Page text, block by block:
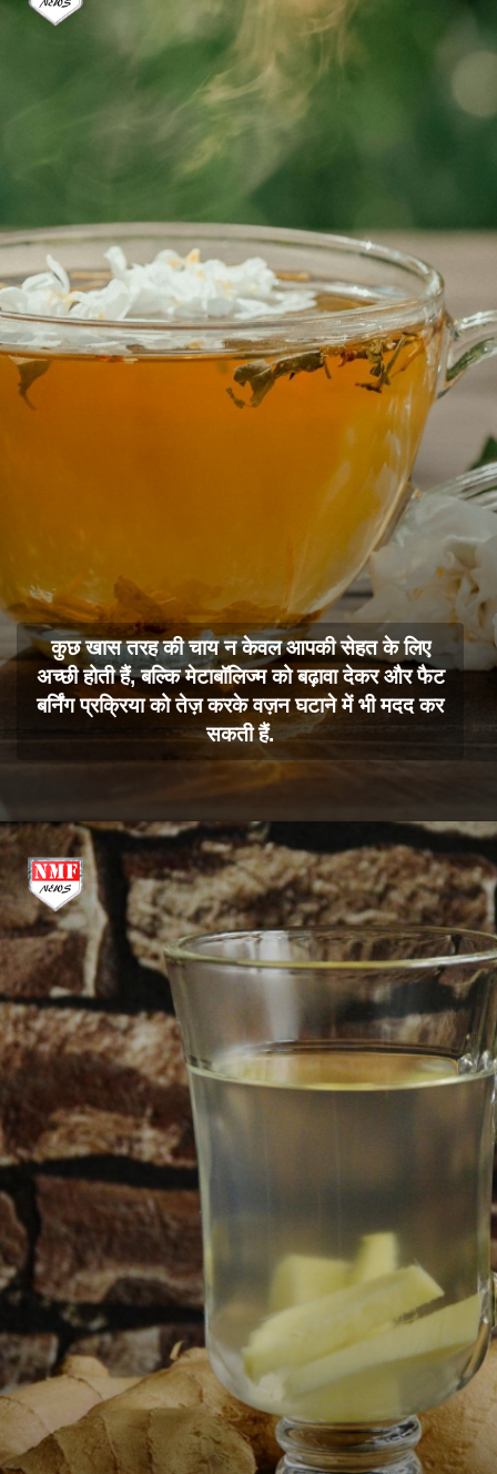
कुछ खास तरह की चाय न केवल आपकी सेहत के लिए
अच्छी होती हैं, बल्कि मेटाबॉलिज्म को बढ़ावा देकर और फैट
बर्निंग प्रक्रिया को तेज़ करके वज़न घटाने में भी मदद कर
सकती हैं.